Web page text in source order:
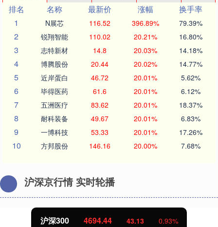
排名
名称 最新价 涨幅
换手率
1
N展芯 116.52 396.89% 79.39%
2 锐翔智能 110.02 20.21% 16.80%
3 志特新材 14.8 20.03% 14.18%
4 博腾股份 20.44 20.02% 14.77%
5 近岸蛋白 46.72 20.01% 5.62%
6 毕得医药 61.6 20.01% 6.12%
7 五洲医疗 83.62 20.01% 18.37%
8 耐科装备 49.67 20.01% 6.83%
9 一博科技 53.33 20.01% 17.26%
10 方邦股份 146.16 20.00% 7.68%
沪深京行情 实时轮播
沪深300 4694.44 43.13 0.93%